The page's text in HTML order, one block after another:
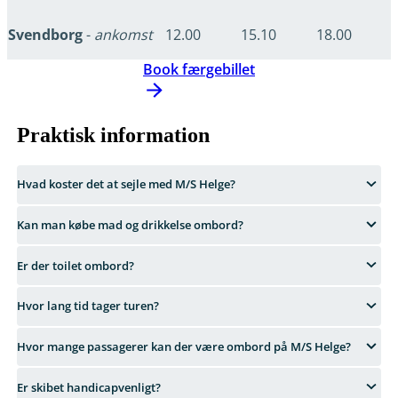
Svendborg- ankomst 12.00 15.10
18.00
Book færgebillet
Praktisk information
Hvad koster det at sejle med M/S Helge?
Kan man købe mad og drikkelse ombord?
Er der toilet ombord?
Hvor lang tid tager turen?
Hvor mange passagerer kan der være ombord på M/S Helge?
Er skibet handicapvenligt?